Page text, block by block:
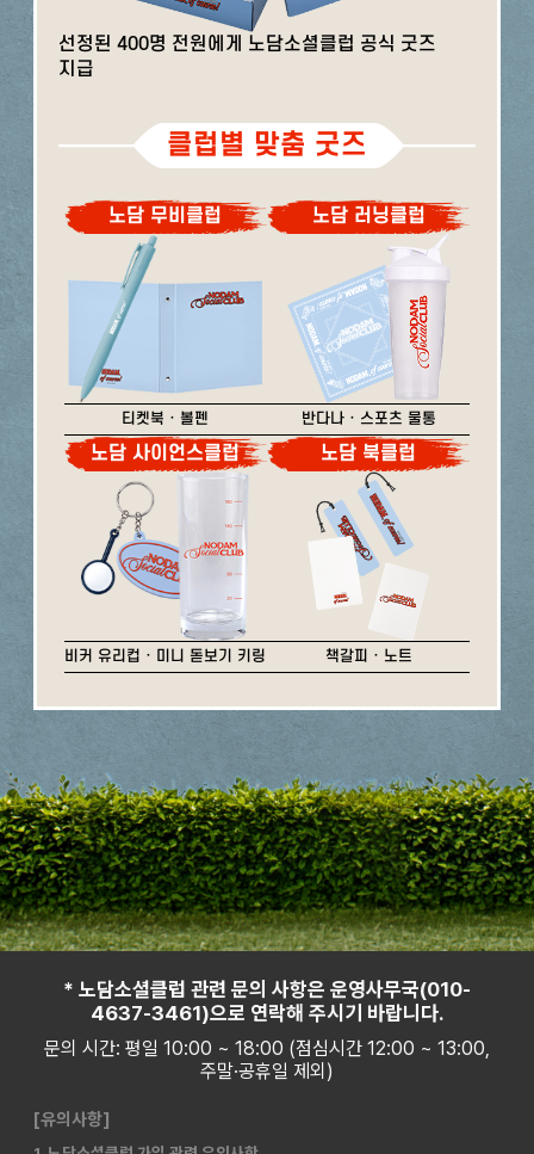
선정된 400명 전원에게 노담소셜클럽 공식 굿즈
지급
클럽별 맞춤 굿즈
노담 무비클럽
티켓북 · 볼펜
노담 러닝클럽
반다나 · 스포츠 물통
노담 사이언스클럽
비커 유리컵 · 미니 돋보기 키링
노담 북클럽
책갈피 · 노트
* 노담소셜클럽 관련 문의 사항은 운영사무국(010-
4637-3461)으로 연락해 주시기 바랍니다.
문의 시간: 평일 10:00 ~ 18:00 (점심시간 12:00 ~ 13:00,
주말·공휴일 제외)
[유의사항]